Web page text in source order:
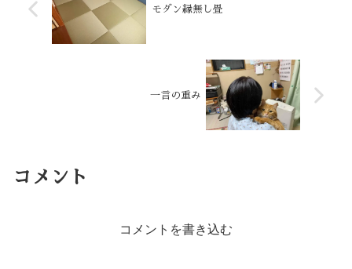
モダン縁無し畳
一言の重み
コメント
コメントを書き込む